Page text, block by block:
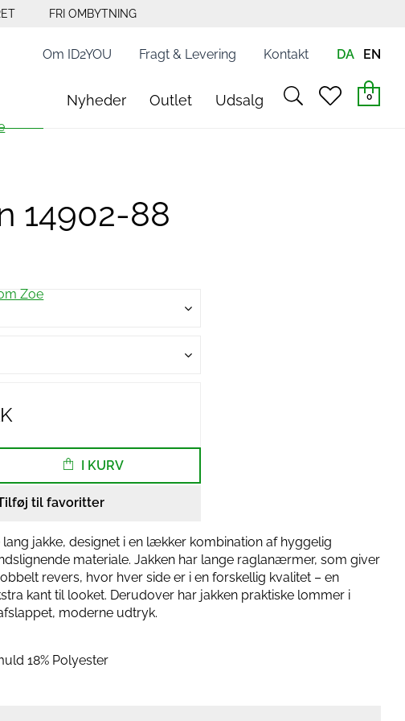
FRI OMBYTNING
Zoe
Nyheder Outlet Udsalg
searchheart
0
Om ID2YOU Fragt & Levering Kontakt DA EN
14902-88
I KURV
til favoritter
jakke, designet i en lækker kombination af hyggelig
materiale. Jakken har lange raglanærmer, som giver
revers, hvor hver side er i en forskellig kvalitet – en
kant til looket. Derudover har jakken praktiske lommer i
moderne udtryk.
18% Polyester